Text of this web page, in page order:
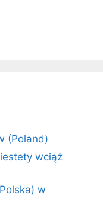
(Poland)
wciąż
w